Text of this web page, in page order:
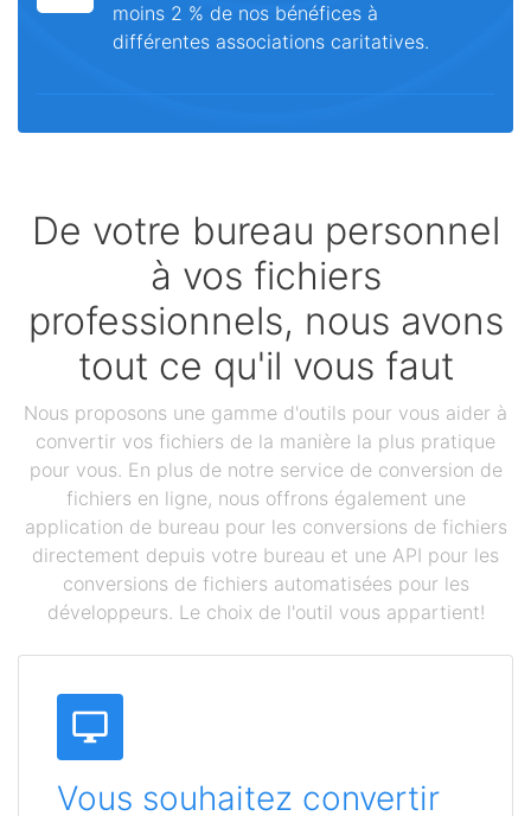
moins 2 % de nos bénéfices à
différentes associations caritatives.
De votre bureau personnel
à vos fichiers
professionnels, nous avons
tout ce qu'il vous faut
Nous proposons une gamme d'outils pour vous aider à
convertir vos fichiers de la manière la plus pratique
pour vous. En plus de notre service de conversion de
fichiers en ligne, nous offrons également une
application de bureau pour les conversions de fichiers
directement depuis votre bureau et une API pour les
conversions de fichiers automatisées pour les
développeurs. Le choix de l'outil vous appartient!
Vous souhaitez convertir